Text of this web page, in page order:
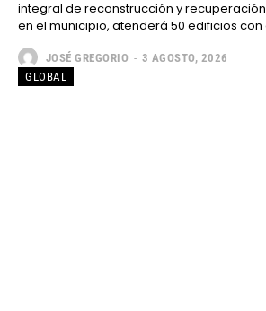
integral de reconstrucción y
en el municipio, atenderá 50 edificios con
JOSÉ GREGORIO - 3 AGOSTO, 2026
GLOBAL